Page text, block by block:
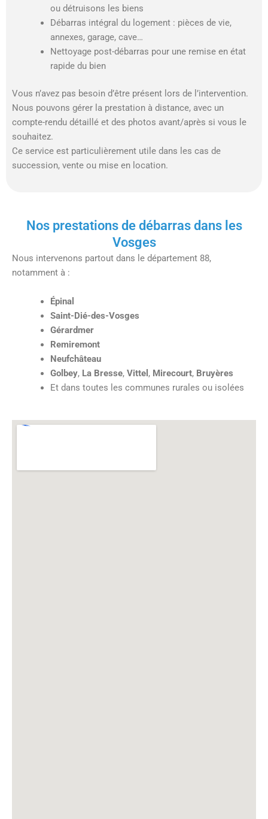
ou détruisons les biens
Débarras intégral du logement : pièces de vie,
annexes, garage, cave…
Nettoyage post-débarras pour une remise en état
rapide du bien
Vous n’avez pas besoin d’être présent lors de l’intervention.
Nous pouvons gérer la prestation à distance, avec un
compte-rendu détaillé et des photos avant/après si vous le
souhaitez.
Ce service est particulièrement utile dans les cas de
succession, vente ou mise en location.
Nos prestations de débarras dans les
Vosges
Nous intervenons partout dans le département 88,
notamment à :
Épinal
Saint-Dié-des-Vosges
Gérardmer
Remiremont
Neufchâteau
Golbey, La Bresse, Vittel , Mirecourt, Bruyères
Et dans toutes les communes rurales ou isolées